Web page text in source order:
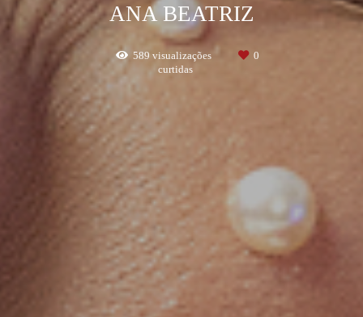
ANA BEATRIZ
589 visualizações
0
curtidas